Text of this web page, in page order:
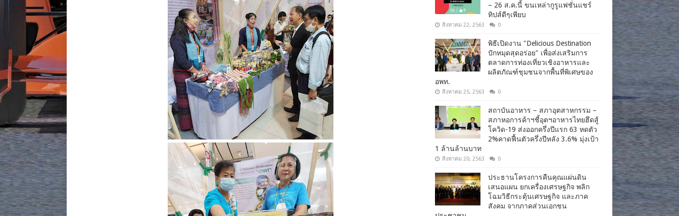
– 26 ส.ค.นี้ ขนเหล่ากูรูแฟชั่นแชร์
ทิปส์ดีๆเพียบ
สิงหาคม 22, 2563 0
พิธีเปิดงาน "Delicious Destination
ปักหมุดสุดอร่อย" เพื่อส่งเสริมการ
ตลาดการท่องเที่ยวเชิงอาหารและ
ผลิตภัณฑ์ชุมชนจากพื้นที่พิเศษของ
อพท.
สิงหาคม 25, 2563 0
สถาบันอาหาร – สภาอุตสาหกรรม –
สภาหอการค้าฯชี้อุตฯอาหารไทยฮึดสู้
โควิด-19 ส่งออกครึ่งปีแรก 63 หดตัว
2%คาดฟื้นตัวครึ่งปีหลัง 3.6% มุ่งเป้า
1 ล้านล้านบาท
สิงหาคม 20, 2563 0
ประธานโครงการคืนคุณแผ่นดิน
เสนอแผน ยกเครื่องเศรษฐกิจ พลิก
โฉมวิธีกระตุ้นเศรษฐกิจ และภาค
สังคม จากภาคส่วนเอกชน